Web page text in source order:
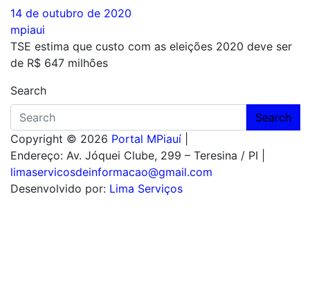
14 de outubro de 2020
mpiaui
TSE estima que custo com as eleições 2020 deve ser
de R$ 647 milhões
Search
Search
Copyright © 2026 Portal MPiauí
Endereço: Av. Jóquei Clube, 299 – Teresina / PI
limaservicosdeinformacao@gmail.com
Desenvolvido por: Lima Serviços